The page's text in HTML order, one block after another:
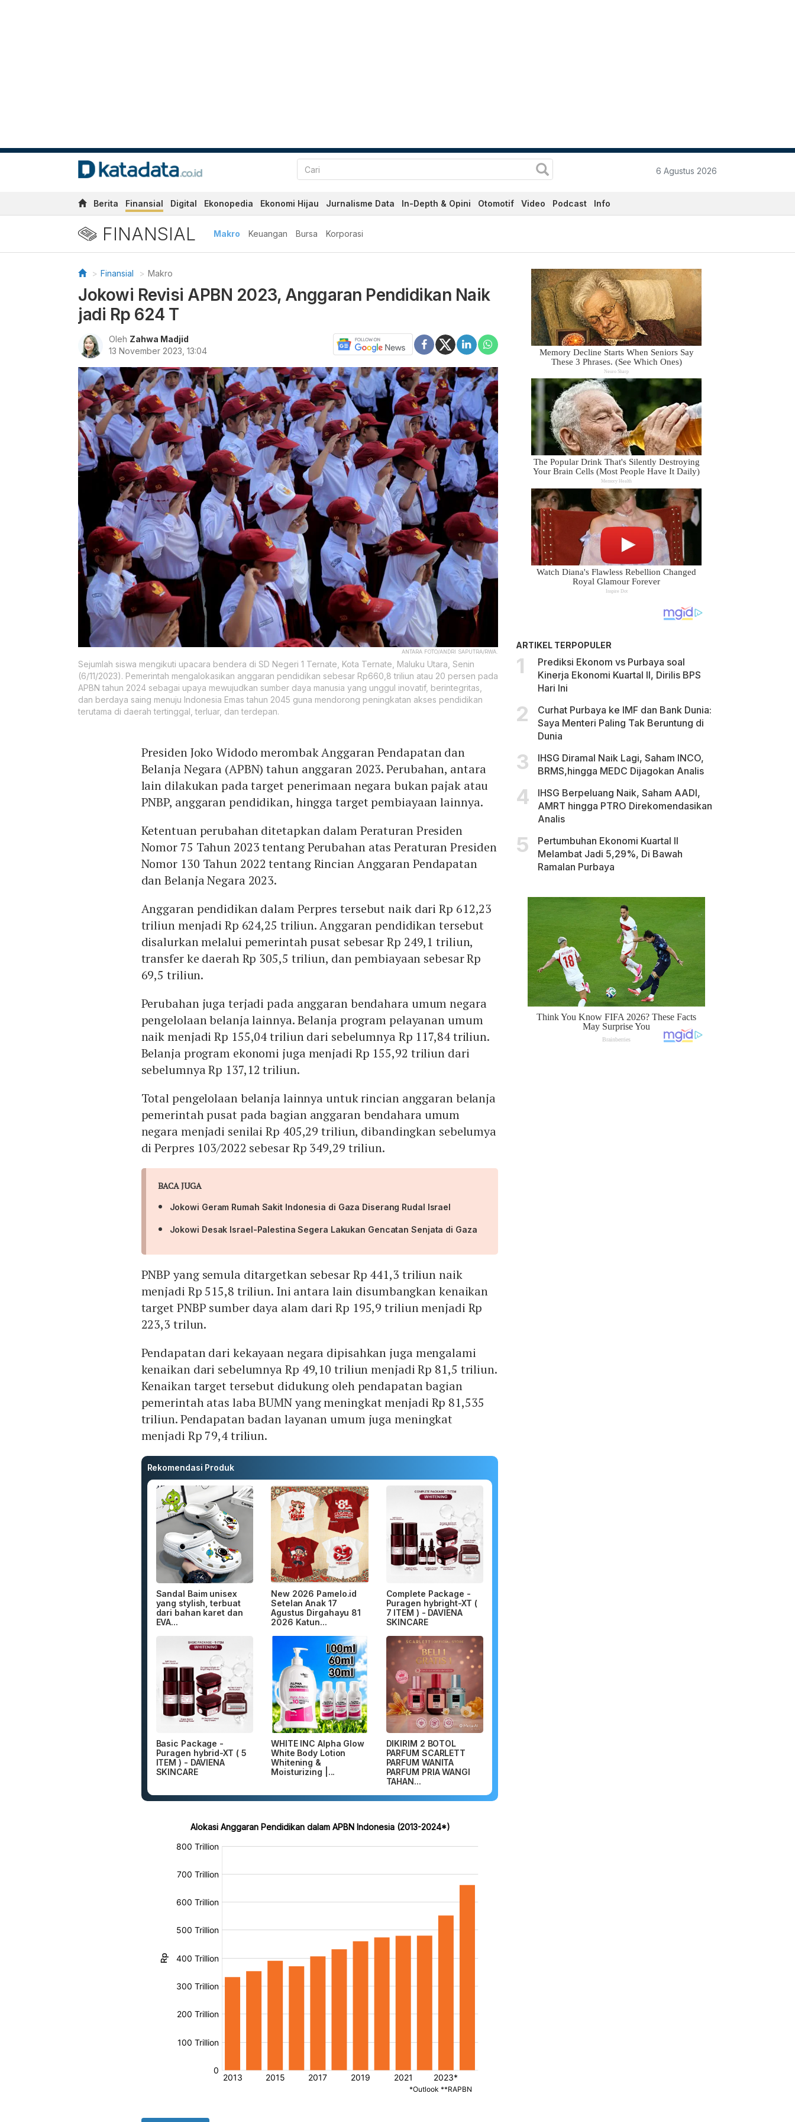
6 Agustus 2026
Berita Finansial Digital Ekonopedia Ekonomi Hijau Jurnalisme Data In-Depth & Opini Otomotif Video Podcast Info
FINANSIAL Makro Keuangan Bursa Korporasi
Finansial Makro
Jokowi Revisi APBN 2023, Anggaran Pendidikan Naik
jadi Rp 624 T
Oleh Zahwa Madjid
13 November 2023, 13:04
ANTARA FOTO/ANDRI SAPUTRA/RWA.
Sejumlah siswa mengikuti upacara bendera di SD Negeri 1 Ternate, Kota Ternate, Maluku Utara, Senin
(6/11/2023). Pemerintah mengalokasikan anggaran pendidikan sebesar Rp660,8 triliun atau 20 persen pada
APBN tahun 2024 sebagai upaya mewujudkan sumber daya manusia yang unggul inovatif, berintegritas,
dan berdaya saing menuju Indonesia Emas tahun 2045 guna mendorong peningkatan akses pendidikan
terutama di daerah tertinggal, terluar, dan terdepan.
Presiden Joko Widodo merombak Anggaran Pendapatan dan
Belanja Negara (APBN) tahun anggaran 2023. Perubahan, antara
lain dilakukan pada target penerimaan negara bukan pajak atau
PNBP, anggaran pendidikan, hingga target pembiayaan lainnya.
Ketentuan perubahan ditetapkan dalam Peraturan Presiden
Nomor 75 Tahun 2023 tentang Perubahan atas Peraturan Presiden
Nomor 130 Tahun 2022 tentang Rincian Anggaran Pendapatan
dan Belanja Negara 2023.
Anggaran pendidikan dalam Perpres tersebut naik dari Rp 612,23
triliun menjadi Rp 624,25 triliun. Anggaran pendidikan tersebut
disalurkan melalui pemerintah pusat sebesar Rp 249,1 triliun,
transfer ke daerah Rp 305,5 triliun, dan pembiayaan sebesar Rp
69,5 triliun.
Perubahan juga terjadi pada anggaran bendahara umum negara
pengelolaan belanja lainnya. Belanja program pelayanan umum
naik menjadi Rp 155,04 triliun dari sebelumnya Rp 117,84 triliun.
Belanja program ekonomi juga menjadi Rp 155,92 triliun dari
sebelumnya Rp 137,12 triliun.
Total pengelolaan belanja lainnya untuk rincian anggaran belanja
pemerintah pusat pada bagian anggaran bendahara umum
negara menjadi senilai Rp 405,29 triliun, dibandingkan sebelumya
di Perpres 103/2022 sebesar Rp 349,29 triliun.
BACA JUGA
Jokowi Geram Rumah Sakit Indonesia di Gaza Diserang Rudal Israel
Jokowi Desak Israel-Palestina Segera Lakukan Gencatan Senjata di Gaza
PNBP yang semula ditargetkan sebesar Rp 441,3 triliun naik
menjadi Rp 515,8 triliun. Ini antara lain disumbangkan kenaikan
target PNBP sumber daya alam dari Rp 195,9 triliun menjadi Rp
223,3 trilun.
Pendapatan dari kekayaan negara dipisahkan juga mengalami
kenaikan dari sebelumnya Rp 49,10 triliun menjadi Rp 81,5 triliun.
Kenaikan target tersebut didukung oleh pendapatan bagian
pemerintah atas laba BUMN yang meningkat menjadi Rp 81,535
triliun. Pendapatan badan layanan umum juga meningkat
menjadi Rp 79,4 triliun.
Rekomendasi Produk
Sandal Baim unisex
yang stylish, terbuat
dari bahan karet dan
EVA...
New 2026 Pamelo.id
Setelan Anak 17
Agustus Dirgahayu 81
2026 Katun...
Complete Package -
Puragen hybright-XT (
7 ITEM ) - DAVIENA
SKINCARE
Basic Package -
Puragen hybrid-XT ( 5
ITEM ) - DAVIENA
SKINCARE
WHITE INC Alpha Glow
White Body Lotion
Whitening &
Moisturizing |...
DIKIRIM 2 BOTOL
PARFUM SCARLETT
PARFUM WANITA
PARFUM PRIA WANGI
TAHAN...
ARTIKEL TERPOPULER
Prediksi Ekonom vs Purbaya soal
Kinerja Ekonomi Kuartal II, Dirilis BPS
Hari Ini
Curhat Purbaya ke IMF dan Bank Dunia:
Saya Menteri Paling Tak Beruntung di
Dunia
IHSG Diramal Naik Lagi, Saham INCO,
BRMS,hingga MEDC Dijagokan Analis
IHSG Berpeluang Naik, Saham AADI,
AMRT hingga PTRO Direkomendasikan
Analis
Pertumbuhan Ekonomi Kuartal II
Melambat Jadi 5,29%, Di Bawah
Ramalan Purbaya